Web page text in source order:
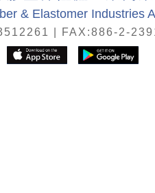
& Elastomer Industries
| FAX:886-2-